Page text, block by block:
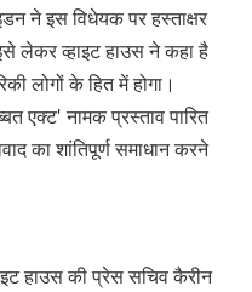
ने इस विधेयक पर हस्ताक्षर
लेकर व्हाइट हाउस ने कहा है
लोगों के हित में होगा।
एक्ट' नामक प्रस्ताव पारित
का शांतिपूर्ण समाधान करने
हाउस की प्रेस सचिव कैरीन